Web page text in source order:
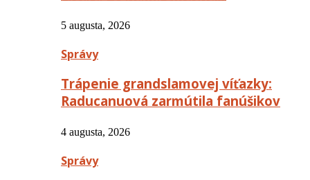
5 augusta, 2026
Správy
Trápenie grandslamovej víťazky:
Raducanuová zarmútila fanúšikov
4 augusta, 2026
Správy